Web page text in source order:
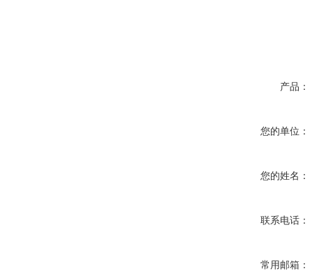
产品：
您的单位：
您的姓名：
联系电话：
常用邮箱：